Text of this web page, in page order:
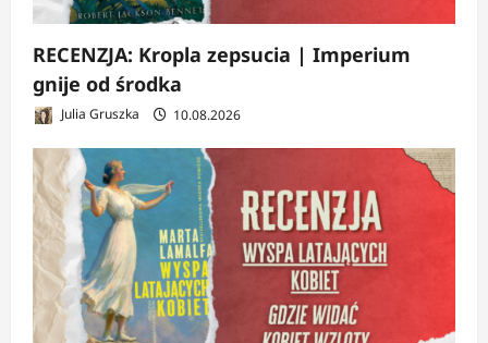
RECENZJA: Kropla zepsucia | Imperium
gnije od środka
Julia Gruszka 10.08.2026